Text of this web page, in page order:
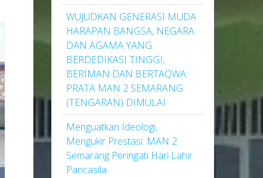
WUJUDKAN GENERASI MUDA
HARAPAN BANGSA, NEGARA
DAN AGAMA YANG
BERDEDIKASI TINGGI,
BERIMAN DAN BERTAQWA:
PRATA MAN 2 SEMARANG
(TENGARAN) DIMULAI
Menguatkan Ideologi,
Mengukir Prestasi: MAN 2
Semarang Peringati Hari Lahir
Pancasila